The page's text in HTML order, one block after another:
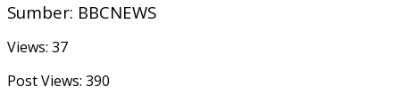
Sumber: BBCNEWS
Views: 37
Post Views: 390